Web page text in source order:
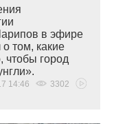
в эфире
о том, какие
чтобы город
14:46 3302